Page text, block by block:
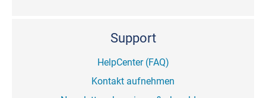
Support
HelpCenter (FAQ)
Kontakt aufnehmen